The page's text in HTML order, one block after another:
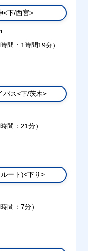
<下/西宮>
間：1時間19分）
パス<下/茨木>
間：21分）
ート)<下り>
間：7分）